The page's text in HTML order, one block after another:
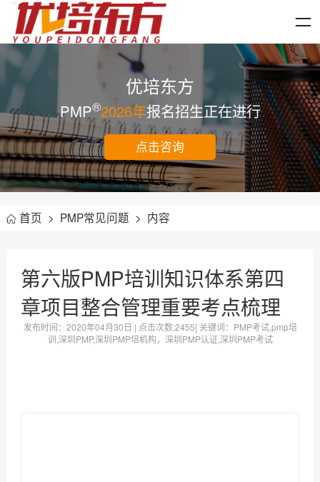
优培东方
PMP®2026年报名招生正在进行
点击咨询
首页 > PMP常见问题 > 内容
第六版PMP培训知识体系第四
章项目整合管理重要考点梳理
发布时间： 2020年04月30日 | 点击次数:2455| 关键词：PMP考试,pmp培
训,深圳PMP,深圳PMP培机构，深圳PMP认证,深圳PMP考试